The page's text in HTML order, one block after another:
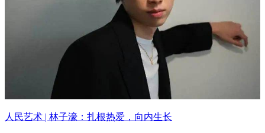
人民艺术 | 林子濠：扎根热爱，向内生长